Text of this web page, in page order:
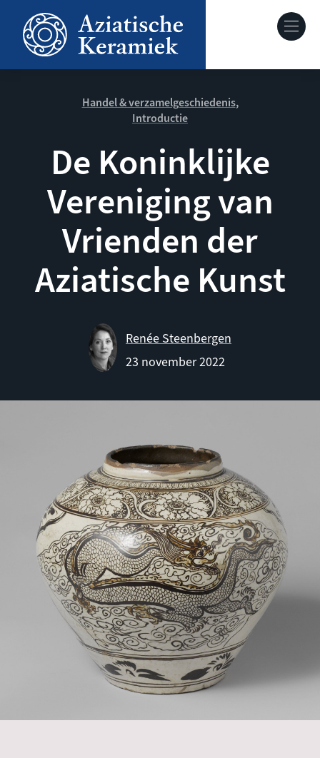
Overslaan
naar
Over deze site
Keramiek in context
Handel & verzamelgeschiedenis
Introductie
De Koninklijke
Vereniging van
Vrienden der
Aziatische Kunst
Renée Steenbergen
23 november 2022